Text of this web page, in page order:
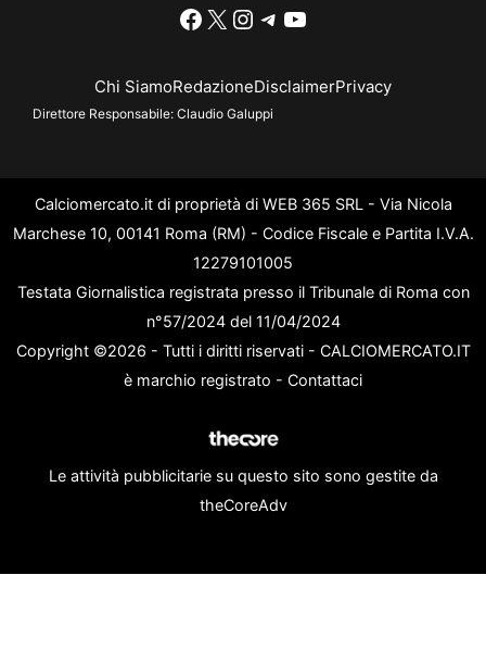
Facebook
X Instagram
Telegram
YouTube
Chi SiamoRedazioneDisclaimerPrivacy
Direttore Responsabile: Claudio Galuppi
Calciomercato.it di proprietà di WEB 365 SRL - Via Nicola
Marchese 10, 00141 Roma (RM) - Codice Fiscale e Partita I.V.A.
12279101005
Testata Giornalistica registrata presso il Tribunale di Roma con
n°57/2024 del 11/04/2024
Copyright ©2026 - Tutti i diritti riservati - CALCIOMERCATO.IT
è marchio registrato - Contattaci
Le attività pubblicitarie su questo sito sono gestite da
theCoreAdv